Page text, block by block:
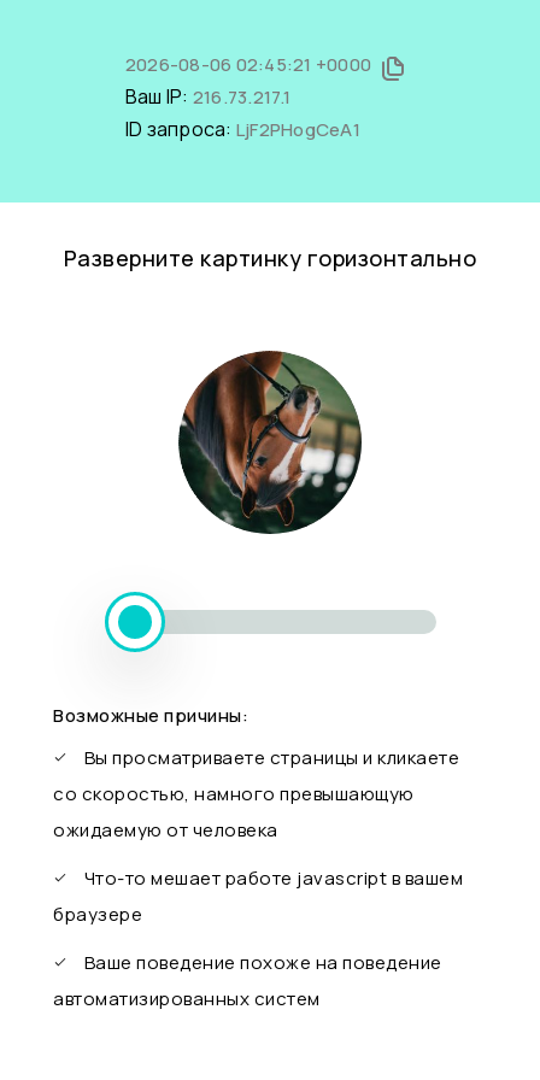
2026-08-06 02:45:21 +0000
Ваш IP: 216.73.217.1
ID запроса: LjF2PHogCeA1
Разверните картинку горизонтально
Возможные причины:
Вы просматриваете страницы и кликаете
со скоростью, намного превышающую
ожидаемую от человека
Что-то мешает работе javascript в вашем
браузере
Ваше поведение похоже на поведение
автоматизированных систем